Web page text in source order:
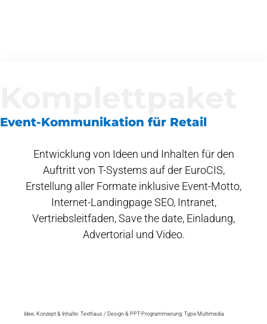
Event-Kommunikation für Retail
Entwicklung von Ideen und Inhalten für den
Auftritt von T-Systems auf der EuroCIS,
Erstellung aller Formate inklusive Event-Motto,
Internet-Landingpage SEO, Intranet,
Vertriebsleitfaden, Save the date, Einladung,
Advertorial und Video.
Idee, Konzept & Inhalte: Texthaus / Design & PPT-Programmierung: Typix Multimedia